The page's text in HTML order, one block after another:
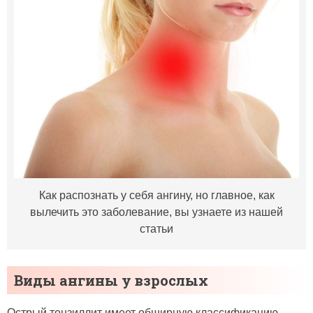
Как распознать у себя ангину, но главное, как
вылечить это заболевание, вы узнаете из нашей
статьи
Виды ангины у взрослых